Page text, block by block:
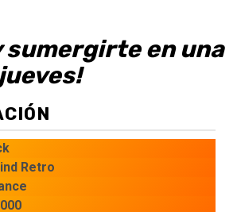
sumergirte en una
Retro